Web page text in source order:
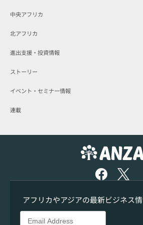
中央アフリカ
北アフリカ
進出支援・投資情報
ストーリー
イベント・セミナー情報
連載
アフリカやアジアの最新ビジネス